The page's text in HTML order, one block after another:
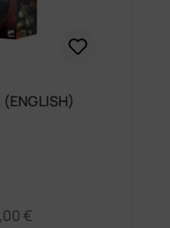
Preis:
€